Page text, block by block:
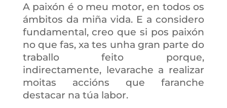
A paixón é o meu motor, en todos os
ámbitos da miña vida. E a considero
fundamental, creo que si pos paixón
no que fas, xa tes unha gran parte do
traballo feito porque,
indirectamente, levarache a realizar
moitas accións que faranche
destacar na túa labor.